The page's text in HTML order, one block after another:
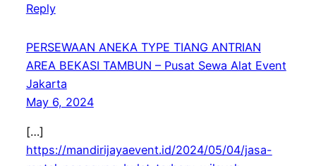
Reply
PERSEWAAN ANEKA TYPE TIANG ANTRIAN
AREA BEKASI TAMBUN – Pusat Sewa Alat Event
Jakarta
May 6, 2024
[…]
https://mandirijayaevent.id/2024/05/04/jasa-